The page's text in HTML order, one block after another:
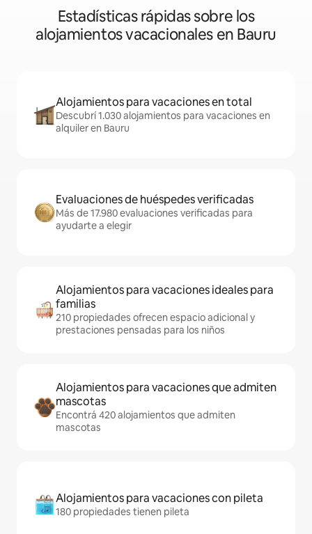
Estadísticas rápidas sobre los
alojamientos vacacionales en Bauru
Alojamientos para vacaciones en total
Descubrí 1.030 alojamientos para vacaciones en
alquiler en Bauru
Evaluaciones de huéspedes verificadas
Más de 17.980 evaluaciones verificadas para
ayudarte a elegir
Alojamientos para vacaciones ideales para
familias
210 propiedades ofrecen espacio adicional y
prestaciones pensadas para los niños
Alojamientos para vacaciones que admiten
mascotas
Encontrá 420 alojamientos que admiten
mascotas
Alojamientos para vacaciones con pileta
180 propiedades tienen pileta